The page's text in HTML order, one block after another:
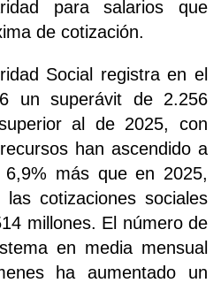
para salarios que
de cotización.
Social registra en el
un superávit de 2.256
al de 2025, con
han ascendido a
6,9% más que en 2025,
cotizaciones sociales
millones. El número de
en media mensual
ha aumentado un